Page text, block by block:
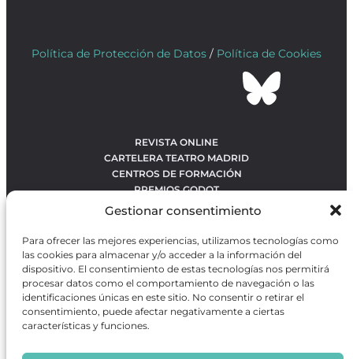
Gestionar consentimiento
Para ofrecer las mejores experiencias, utilizamos tecnologías como
las cookies para almacenar y/o acceder a la información del
dispositivo. El consentimiento de estas tecnologías nos permitirá
procesar datos como el comportamiento de navegación o las
identificaciones únicas en este sitio. No consentir o retirar el
consentimiento, puede afectar negativamente a ciertas
características y funciones.
Política de Protección de Datos / Política de Cookies
REVISTA ONLINE
CARTELERA TEATRO MADRID
CENTROS DE FORMACIÓN
PREMIOS GODOT
CONTACTO
OBRAS MÁS VOTADAS
RANKING MEJORES OBRAS
BÚSQUEDA AVANZADA DE OBRAS